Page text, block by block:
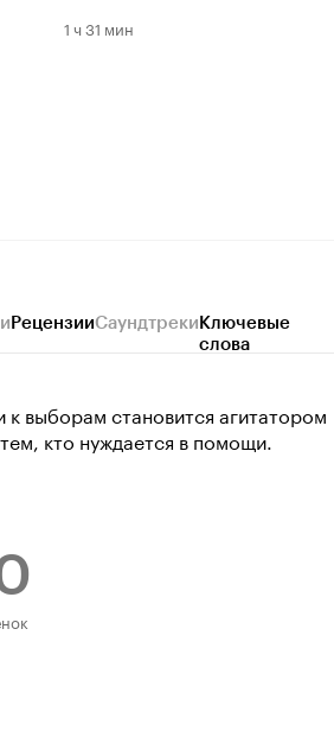
1 ч 31 мин
РецензииСаундтрекиКлючевые
слова
выборам становится агитатором
кто нуждается в помощи.